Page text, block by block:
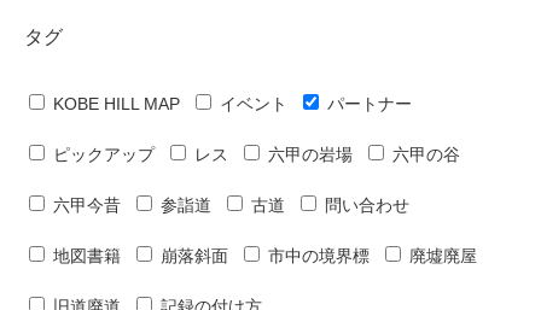
タグ
KOBE HILL MAP イベント パートナー
ピックアップ レス 六甲の岩場 六甲の谷
六甲今昔 参詣道 古道 問い合わせ
地図書籍 崩落斜面 市中の境界標 廃墟廃屋